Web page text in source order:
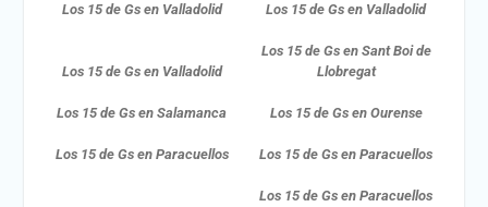
Los 15 de Gs en Valladolid Los 15 de Gs en Valladolid
Los 15 de Gs en Valladolid
Los 15 de Gs en Sant Boi de
Llobregat
Los 15 de Gs en Salamanca Los 15 de Gs en Ourense
Los 15 de Gs en Paracuellos Los 15 de Gs en Paracuellos
Los 15 de Gs en Paracuellos